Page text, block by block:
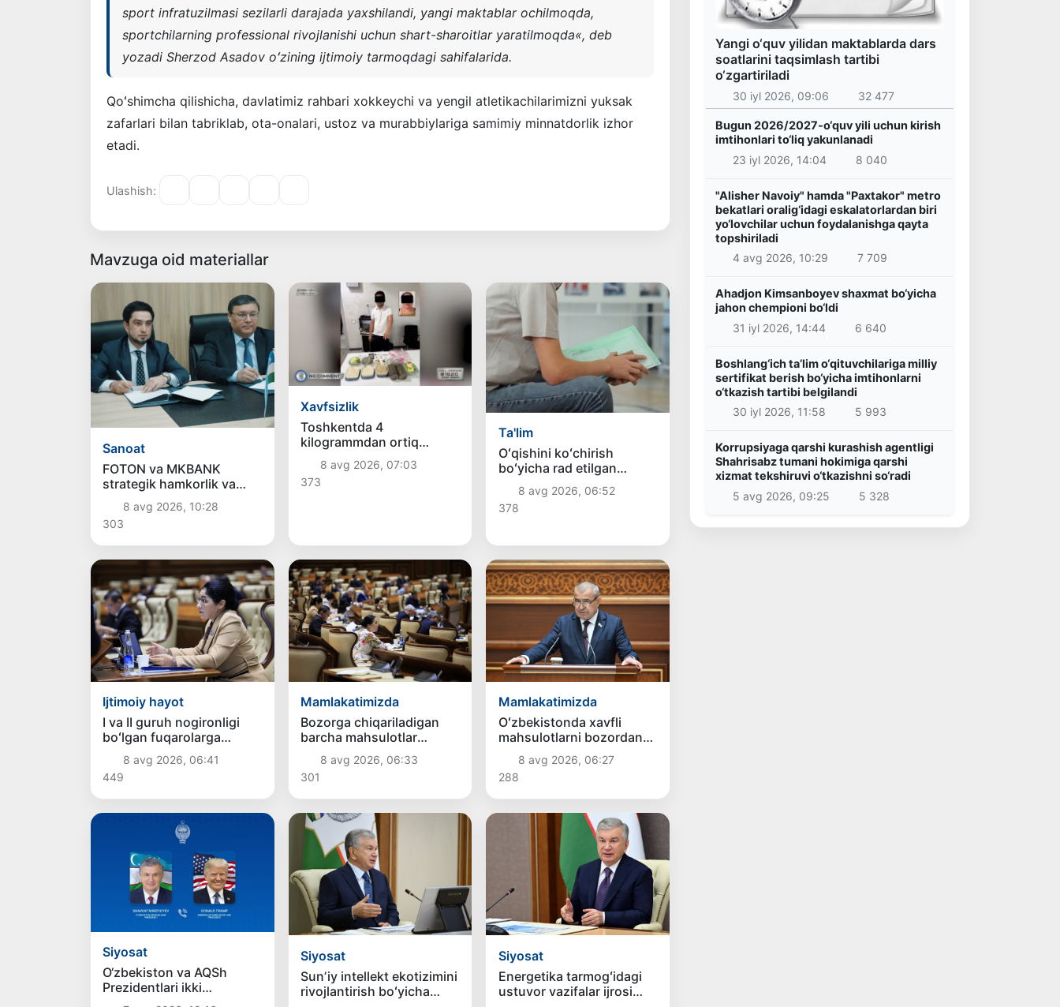
sport infratuzilmasi sezilarli darajada yaxshilandi, yangi maktablar ochilmoqda,
sportchilarning professional rivojlanishi uchun shart-sharoitlar yaratilmoqda«, deb
yozadi Sherzod Asadov oʻzining ijtimoiy tarmoqdagi sahifalarida.
Qoʻshimcha qilishicha, davlatimiz rahbari xokkeychi va yengil atletikachilarimizni yuksak
zafarlari bilan tabriklab, ota-onalari, ustoz va murabbiylariga samimiy minnatdorlik izhor
etadi.
Ulashish:
Mavzuga oid materiallar
Sanoat
FOTON va MKBANK
strategik hamkorlik va
bo‘lib to‘lash shartlari!
8 avg 2026, 10:28
303
Xavfsizlik
Toshkentda 4
kilogrammdan ortiq
giyohvandlik
vositalarining “zakladka”
usulida tarqatilishiga chek
8 avg 2026, 07:03
373
Ta'lim
Oʻqishini koʻchirish
boʻyicha rad etilgan
arizalarni 10 avgustga
qadar tahrirlash mumkin
8 avg 2026, 06:52
378
Ijtimoiy hayot
I va II guruh nogironligi
boʻlgan fuqarolarga
pensiya proaktiv tarzda
tayinlanadi
8 avg 2026, 06:41
449
Mamlakatimizda
Bozorga chiqariladigan
barcha mahsulotlar
xavfsiz boʻlishi shart
8 avg 2026, 06:33
301
Mamlakatimizda
Oʻzbekistonda xavfli
mahsulotlarni bozordan
chiqarib olishning
huquqiy mexanizmi
belgilanadi
8 avg 2026, 06:27
288
Siyosat
O‘zbekiston va AQSh
Prezidentlari ikki
tomonlama
Siyosat
Sunʼiy intellekt ekotizimini
rivojlantirish boʻyicha
Siyosat
Energetika tarmogʻidagi
ustuvor vazifalar ijrosi
Yangi o‘quv yilidan maktablarda dars
soatlarini taqsimlash tartibi
o‘zgartiriladi
30 iyl 2026, 09:06 32 477
Bugun 2026/2027-o‘quv yili uchun kirish
imtihonlari to‘liq yakunlanadi
23 iyl 2026, 14:04
8 040
"Alisher Navoiy" hamda "Paxtakor" metro
bekatlari oralig‘idagi eskalatorlardan biri
yo‘lovchilar uchun foydalanishga qayta
topshiriladi
4 avg 2026, 10:29
7 709
Ahadjon Kimsanboyev shaxmat bo‘yicha
jahon chempioni bo‘ldi
31 iyl 2026, 14:44
6 640
Boshlang‘ich ta’lim o‘qituvchilariga milliy
sertifikat berish bo‘yicha imtihonlarni
o‘tkazish tartibi belgilandi
30 iyl 2026, 11:58
5 993
Korrupsiyaga qarshi kurashish agentligi
Shahrisabz tumani hokimiga qarshi
xizmat tekshiruvi o‘tkazishni so‘radi
5 avg 2026, 09:25
5 328